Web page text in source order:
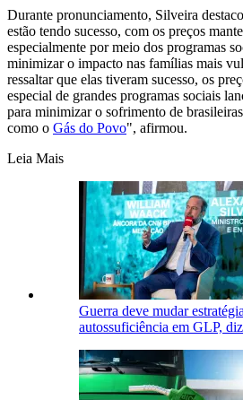
Durante pronunciamento, Silveira
estão tendo sucesso, com os preços
especialmente por meio dos programas
minimizar o impacto nas famílias mais
ressaltar que elas tiveram sucesso, os
especial de grandes programas sociais
para minimizar o sofrimento de
como o Gás do Povo", afirmou.
Leia Mais
Guerra deve mudar
autossuficiência em GLP,